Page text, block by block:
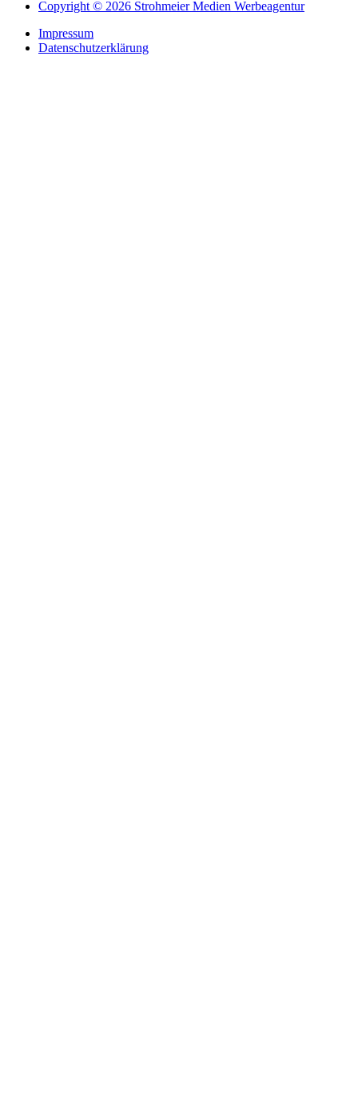
Copyright © 2026 Strohmeier Medien Werbeagentur
Impressum
Datenschutzerklärung